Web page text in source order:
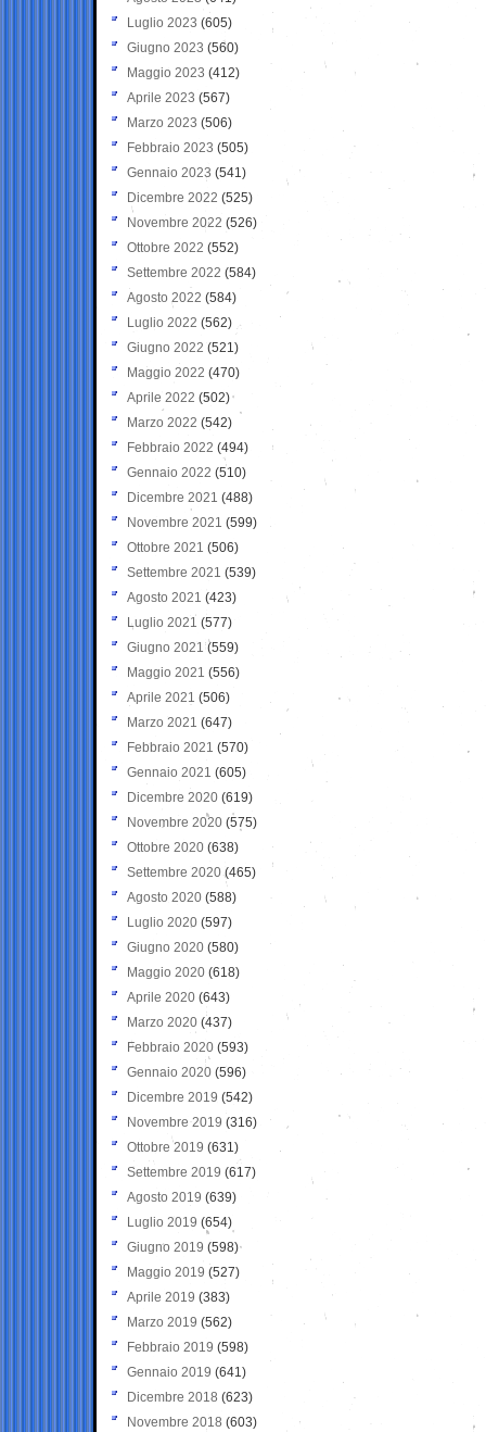
Luglio 2023 (605)
Giugno 2023 (560)
Maggio 2023 (412)
Aprile 2023 (567)
Marzo 2023 (506)
Febbraio 2023 (505)
Gennaio 2023 (541)
Dicembre 2022 (525)
Novembre 2022 (526)
Ottobre 2022 (552)
Settembre 2022 (584)
Agosto 2022 (584)
Luglio 2022 (562)
Giugno 2022 (521)
Maggio 2022 (470)
Aprile 2022 (502)
Marzo 2022 (542)
Febbraio 2022 (494)
Gennaio 2022 (510)
Dicembre 2021 (488)
Novembre 2021 (599)
Ottobre 2021 (506)
Settembre 2021 (539)
Agosto 2021 (423)
Luglio 2021 (577)
Giugno 2021(559)
Maggio 2021 (556)
Aprile 2021 (506)
Marzo 2021 (647)
Febbraio 2021 (570)
Gennaio 2021 (605)
Dicembre 2020 (619)
Novembre 2020 (575)
Ottobre 2020 (638)
Settembre 2020(465)
Agosto 2020 (588)
Luglio 2020 (597)
Giugno 2020 (580)
Maggio 2020 (618)
Aprile 2020 (643)
Marzo 2020 (437)
Febbraio 2020 (593)
Gennaio 2020 (596)
Dicembre 2019 (542)
Novembre 2019 (316)
Ottobre 2019 (631)
Settembre 2019 (617)
Agosto 2019 (639)
Luglio 2019 (654)
Giugno 2019 (598)
Maggio 2019 (527)
Aprile 2019 (383)
Marzo 2019 (562)
Febbraio 2019 (598)
Gennaio 2019 (641)
Dicembre 2018 (623)
Novembre 2018 (603)